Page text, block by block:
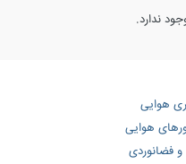
ندارد.
هوایی
هوایی
فضانوردی